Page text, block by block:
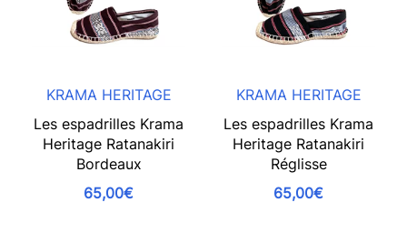
KRAMA HERITAGE
Les espadrilles Krama
Heritage Ratanakiri
Bordeaux
65,00€
KRAMA HERITAGE
Les espadrilles Krama
Heritage Ratanakiri
Réglisse
65,00€